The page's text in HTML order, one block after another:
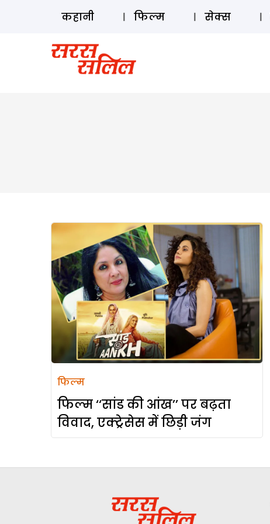
कहानी फिल्म सेक्स
फिल्म
फिल्म ‘‘सांड की आंख’’ पर बढ़ता
विवाद, एक्ट्रेसेस में छिड़ी जंग